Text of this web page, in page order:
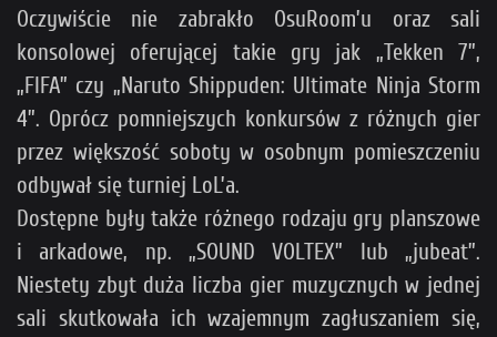
Oczywiście nie zabrakło OsuRoom’u oraz sali
konsolowej oferującej takie gry jak „Tekken 7”,
„FIFA” czy „Naruto Shippuden: Ultimate Ninja Storm
4”. Oprócz pomniejszych konkursów z różnych gier
przez większość soboty w osobnym pomieszczeniu
odbywał się turniej LoL’a.
Dostępne były także różnego rodzaju gry planszowe
i arkadowe, np. „SOUND VOLTEX” lub „jubeat”.
Niestety zbyt duża liczba gier muzycznych w jednej
sali skutkowała ich wzajemnym zagłuszaniem się,